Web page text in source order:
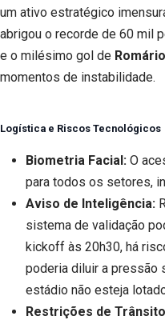
um ativo estratégico
abrigou o recorde de 60 mil
e o milésimo gol de Romário
momentos de instabilidade.
Logística e Riscos Tecnológicos
Biometria Facial: O
para todos os setores,
Aviso de Inteligência:
sistema de validação
kickoff às 20h30, há
poderia diluir a pressão
estádio não esteja
Restrições de